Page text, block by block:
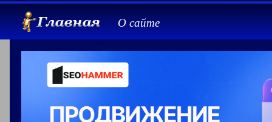
О сайте